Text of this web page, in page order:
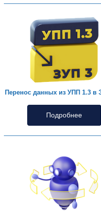
Перенос данных из УПП 1.3 в
Подробнее